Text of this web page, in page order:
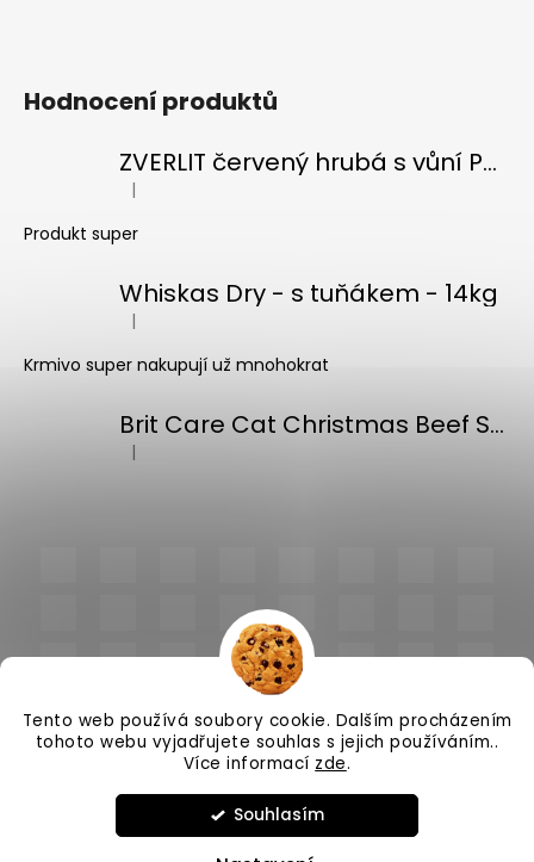
Tento web používá soubory cookie. Dalším procházením
tohoto webu vyjadřujete souhlas s jejich používáním..
Více informací zde.
Souhlasím
u
Hodnocení produktů
ZVERLIT červený hrubá s vůní Podestýlka kočka 10kg
Hodnocení produktu je 5 z 5 hvězdiček.
|
Produkt super
Whiskas Dry - s tuňákem - 14kg
Hodnocení produktu je 5 z 5 hvězdiček.
|
Krmivo super nakupují už mnohokrat
Brit Care Cat Christmas Beef Soup 75g
Hodnocení produktu je 5 z 5 hvězdiček.
|
PlnímeMisky.cz
vyhrazena.Upravit nastavení cookies